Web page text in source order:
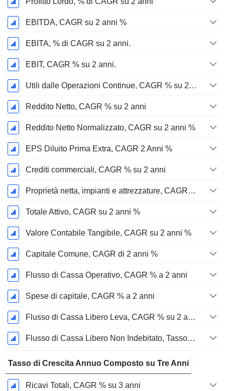
EBITDA, CAGR su 2 anni %
EBITA, % di CAGR su 2 anni.
EBIT, CAGR % su 2 anni.
Utili dalle Operazioni Continue, CAGR % su 2 anni
Reddito Netto, CAGR % su 2 anni
Reddito Netto Normalizzato, CAGR su 2 anni %
EPS Diluito Prima Extra, CAGR 2 Anni %
Crediti commerciali, CAGR % su 2 anni
Proprietà netta, impianti e attrezzature, CAGR su 2 anni %
Totale Attivo, CAGR su 2 anni %
Valore Contabile Tangibile, CAGR su 2 anni %
Capitale Comune, CAGR di 2 anni %
Flusso di Cassa Operativo, CAGR % a 2 anni
Spese di capitale, CAGR % a 2 anni
Flusso di Cassa Libero Leva, CAGR % su 2 anni
Flusso di Cassa Libero Non Indebitato, Tasso di Crescita Annuo Composto su 2 Anni %
Tasso di Crescita Annuo Composto su Tre Anni
Ricavi Totali, CAGR % su 3 anni